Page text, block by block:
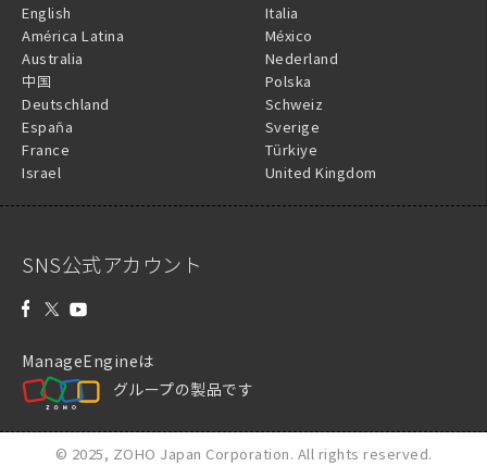
English
América Latina
Australia
中国
Deutschland
España
France
Israel
Italia
México
Nederland
Polska
Schweiz
Sverige
Türkiye
United Kingdom
SNS公式アカウント
ManageEngineは
グループの製品です
© 2025, ZOHO Japan Corporation. All rights reserved.